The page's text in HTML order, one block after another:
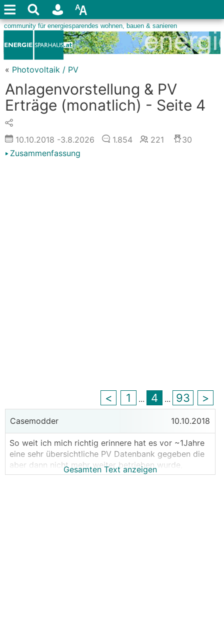
« Photovoltaik / PV
Anlagenvorstellung & PV
Erträge (monatlich) - Seite 4
10.10.2018 -3.8.2026 1.854 221
30
Zusammenfassung
< 1 ... 4 ... 93 >
Casemodder 10.10.2018
So weit ich mich richtig erinnere hat es vor ~1Jahre
eine sehr übersichtliche PV Datenbank gegeben die
aber dann nicht mehr weiter betrieben wurde,
deshalb hab ich mir gedacht wir sammeln in diesem
Gesamten Text anzeigen